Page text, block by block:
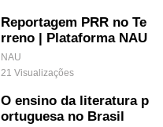
Reportagem PRR no Te
rreno | Plataforma NAU
NAU
21 Visualizações
O ensino da literatura p
ortuguesa no Brasil